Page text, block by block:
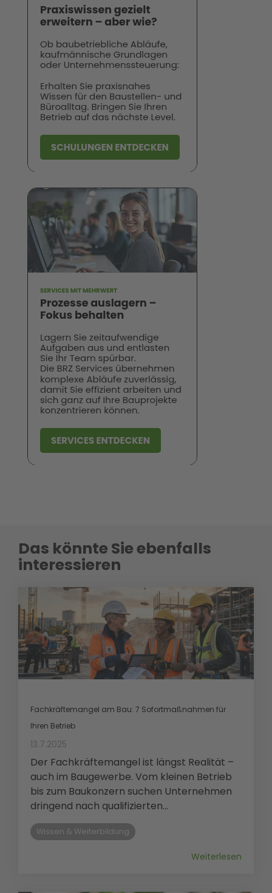
Das könnte Sie ebenfalls
interessieren
Fachkräftemangel am Bau: 7 Sofortmaßnahmen für
Ihren Betrieb
13.7.2025
Der Fachkräftemangel ist längst Realität –
auch im Baugewerbe. Vom kleinen Betrieb
bis zum Baukonzern suchen Unternehmen
dringend nach qualifizierten...
Wissen & Weiterbildung
Weiterlesen